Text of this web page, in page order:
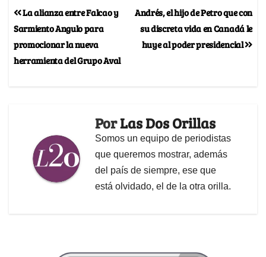
Andrés, el hijo de Petro que con
su discreta vida en Canadá le
huye al poder presidencial
La alianza entre Falcao y
Sarmiento Angulo para
promocionar la nueva
herramienta del Grupo Aval
PorLas Dos Orillas
Somos un equipo de periodistas
que queremos mostrar, además
del país de siempre, ese que
está olvidado, el de la otra orilla.